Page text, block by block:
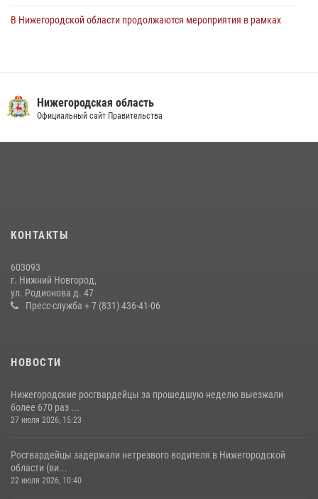
В Нижегородской области продолжаются мероприятия в рамках
Суперкубка России в Нижнем Новгороде
20 июля 2026, 13:55 2
28 июля 2026, 15:39
более 600 раз по сигналу «тревога»
20 июля 2026, 12:26
Нижегородская область
Официальный сайт Правительства
КОНТАКТЫ
603093
г. Нижний Новгород,
ул. Родионова д. 47
Пресс-служба + 7 (831) 436-41-06
НОВОСТИ
Нижегородские росгвардейцы за прошедшую неделю выезжали
более 670 раз ...
27 июля 2026, 15:23
Росгвардейцы задержали нетрезвого водителя в Нижегородской
области (ви...
22 июля 2026, 10:40